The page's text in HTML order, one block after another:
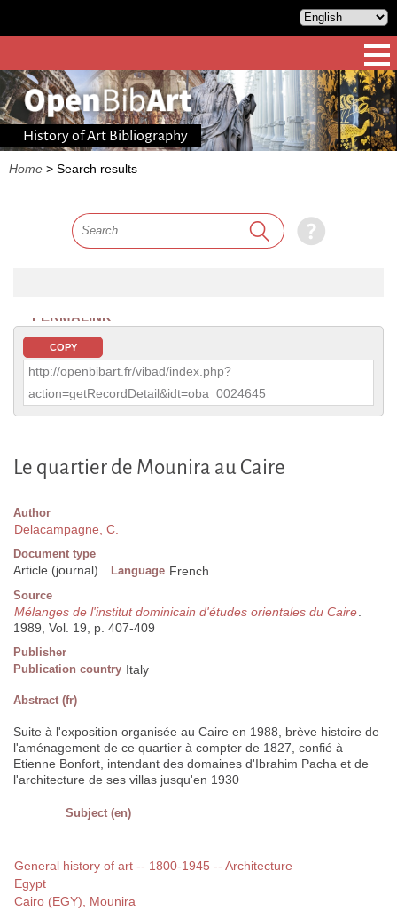
History of Art Bibliography
Home > Search results
PERMALINK
COPY
http://openbibart.fr/vibad/index.php?
action=getRecordDetail&idt=oba_0024645
Le quartier de Mounira au Caire
Author
Delacampagne, C.
Document type
Article (journal) Language French
Source
Mélanges de l'institut dominicain d'études orientales du Caire.
1989, Vol. 19, p. 407-409
Publisher
Publication country Italy
Abstract (fr)
Suite à l'exposition organisée au Caire en 1988, brève histoire de
l'aménagement de ce quartier à compter de 1827, confié à
Etienne Bonfort, intendant des domaines d'Ibrahim Pacha et de
l'architecture de ses villas jusqu'en 1930
Subject (en)
General history of art -- 1800-1945 -- Architecture
Egypt
Cairo (EGY), Mounira